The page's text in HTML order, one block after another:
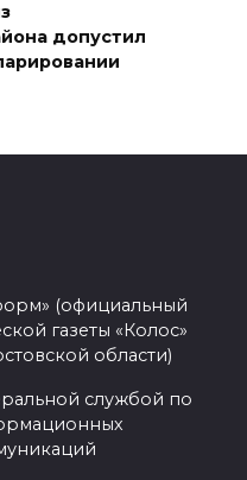
за
до +40 °C
Дону 8
допустил
(официальный
газеты «Колос»
области)
службой по